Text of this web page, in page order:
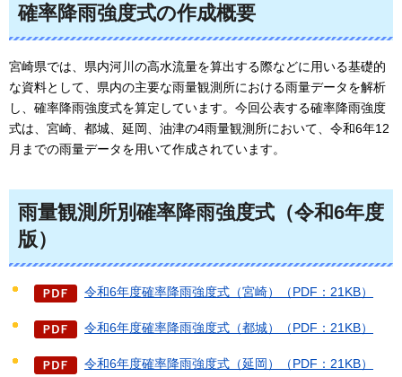
確率降雨強度式の作成概要
宮崎県では、県内河川の高水流量を算出する際などに用いる基礎的
な資料として、県内の主要な雨量観測所における雨量データを解析
し、確率降雨強度式を算定しています。今回公表する確率降雨強度
式は、宮崎、都城、延岡、油津の4雨量観測所において、令和6年12
月までの雨量データを用いて作成されています。
雨量観測所別確率降雨強度式（令和6年度
版）
令和6年度確率降雨強度式（宮崎）（PDF：21KB）
令和6年度確率降雨強度式（都城）（PDF：21KB）
令和6年度確率降雨強度式（延岡）（PDF：21KB）